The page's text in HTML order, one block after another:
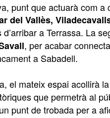
punt que actuarà com
del Vallès,
d’arribar a Terrassa. La
, per acabar
a Sabadell.
el mateix espai acollirà la
que permetrà al
punt de trobada per a